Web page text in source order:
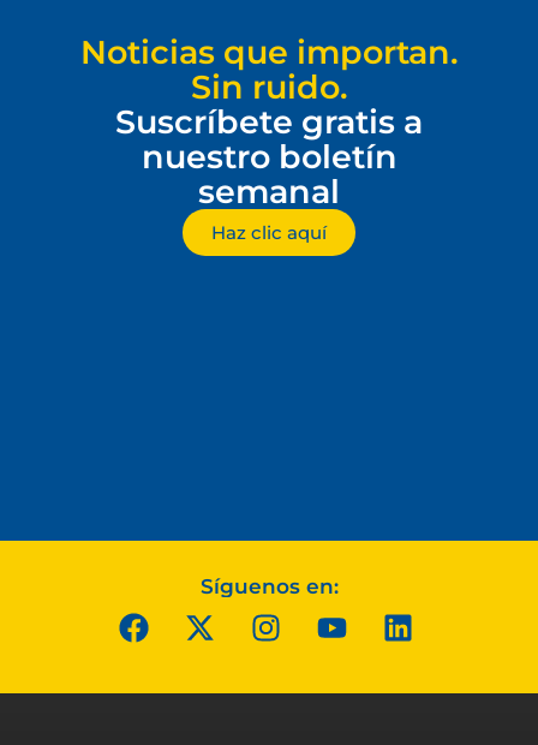
Noticias que importan.
Sin ruido.
Suscríbete gratis a
nuestro boletín
semanal
Haz clic aquí
Síguenos en: